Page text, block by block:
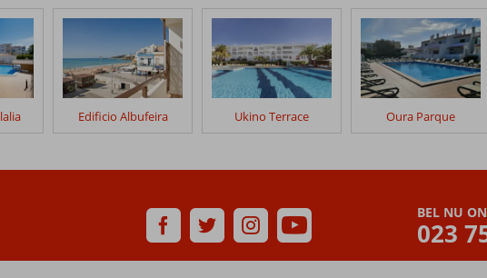
Edificio Albufeira Ukino Terrace Oura Parque
BEL NU
023